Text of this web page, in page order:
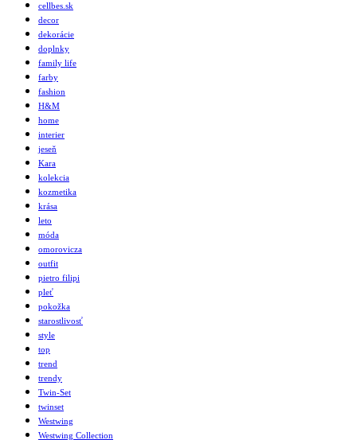
cellbes.sk
decor
dekorácie
doplnky
family life
farby
fashion
H&M
home
interier
jeseň
Kara
kolekcia
kozmetika
krása
leto
móda
omorovicza
outfit
pietro filipi
pleť
pokožka
starostlivosť
style
top
trend
trendy
Twin-Set
twinset
Westwing
Westwing Collection